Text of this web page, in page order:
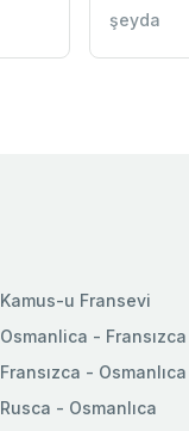
şeyda
Kamus-u Fransevi
Osmanlica - Fransızca
Fransızca - Osmanlıca
Rusca - Osmanlıca